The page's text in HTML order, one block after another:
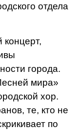
отдела
города.
мира»
хор.
те, кто не
по